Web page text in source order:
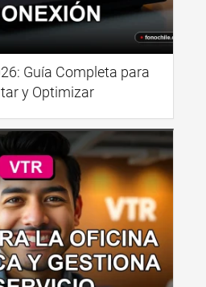
Guía Completa para
y Optimizar